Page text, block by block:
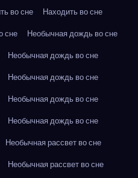
во сне
Находить во сне
сне
Необычная дождь во сне
Необычная дождь во сне
Необычная дождь во сне
Необычная дождь во сне
Необычная дождь во сне
Необычная рассвет во сне
Необычная рассвет во сне